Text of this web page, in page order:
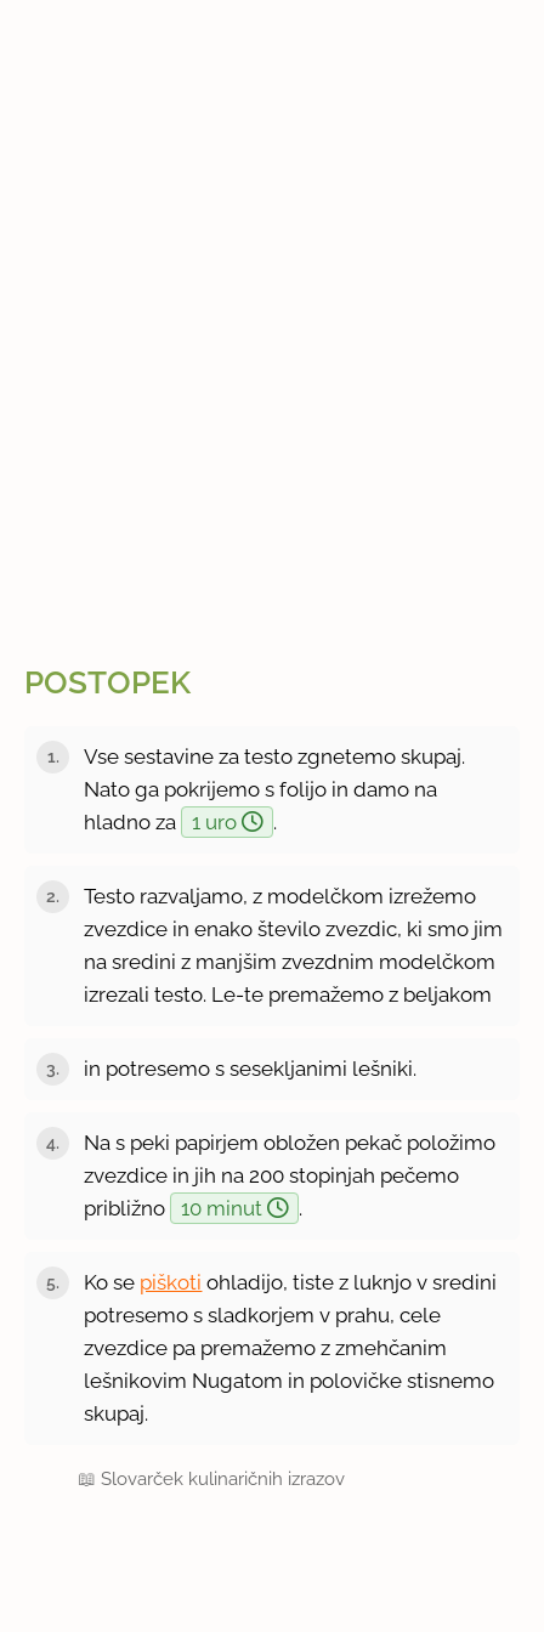
POSTOPEK
Vse sestavine za testo zgnetemo skupaj.
Nato ga pokrijemo s folijo in damo na
hladno za
1 uro .
Testo razvaljamo, z modelčkom izrežemo
zvezdice in enako število zvezdic, ki smo jim
na sredini z manjšim zvezdnim modelčkom
izrezali testo. Le-te premažemo z beljakom
in potresemo s sesekljanimi lešniki.
Na s peki papirjem obložen pekač položimo
zvezdice in jih na 200 stopinjah pečemo
približno
10 minut .
Ko se piškoti ohladijo, tiste z luknjo v sredini
potresemo s sladkorjem v prahu, cele
zvezdice pa premažemo z zmehčanim
lešnikovim Nugatom in polovičke stisnemo
skupaj.
📖Slovarček kulinaričnih izrazov